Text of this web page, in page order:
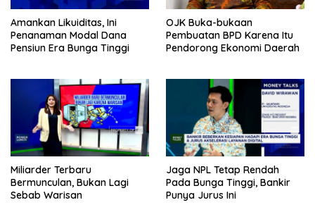
Amankan Likuiditas, Ini
Penanaman Modal Dana
Pensiun Era Bunga Tinggi
OJK Buka-bukaan
Pembuatan BPD Karena Itu
Pendorong Ekonomi Daerah
Miliarder Terbaru
Bermunculan, Bukan Lagi
Sebab Warisan
Jaga NPL Tetap Rendah
Pada Bunga Tinggi, Bankir
Punya Jurus Ini